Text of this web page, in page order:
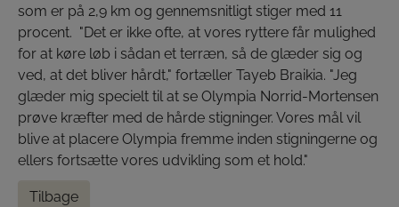
som er på 2,9 km og gennemsnitligt stiger med 11
procent. "Det er ikke ofte, at vores ryttere får mulighed
for at køre løb i sådan et terræn, så de glæder sig og
ved, at det bliver hårdt," fortæller Tayeb Braikia. "Jeg
glæder mig specielt til at se Olympia Norrid-Mortensen
prøve kræfter med de hårde stigninger. Vores mål vil
blive at placere Olympia fremme inden stigningerne og
ellers fortsætte vores udvikling som et hold."
Tilbage